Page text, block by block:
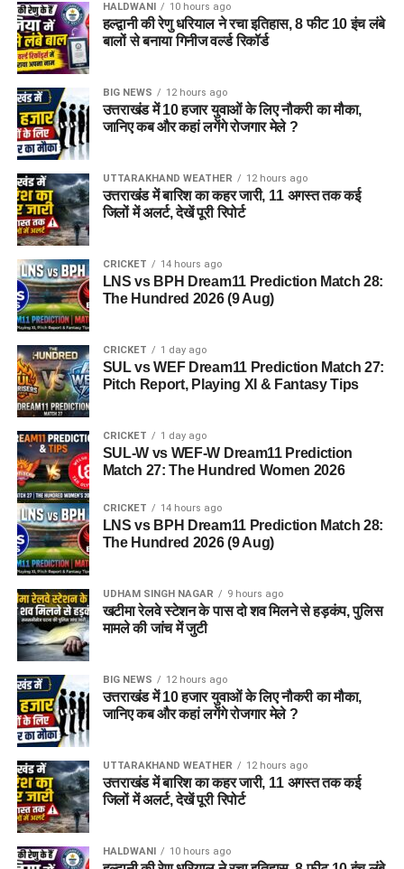
HALDWANI 10 hours ago
हल्द्वानी की रेणु धरियाल ने रचा इतिहास, 8 फीट 10 इंच लंबे
बालों से बनाया गिनीज वर्ल्ड रिकॉर्ड
BIG NEWS 12 hours ago
उत्तराखंड में 10 हजार युवाओं के लिए नौकरी का मौका,
जानिए कब और कहां लगेंगे रोजगार मेले ?
UTTARAKHAND WEATHER 12 hours ago
उत्तराखंड में बारिश का कहर जारी, 11 अगस्त तक कई
जिलों में अलर्ट, देखें पूरी रिपोर्ट
CRICKET 14 hours ago
LNS vs BPH Dream11 Prediction Match 28:
The Hundred 2026 (9 Aug)
CRICKET 1 day ago
SUL vs WEF Dream11 Prediction Match 27:
Pitch Report, Playing XI & Fantasy Tips
CRICKET 1 day ago
SUL-W vs WEF-W Dream11 Prediction
Match 27: The Hundred Women 2026
CRICKET 14 hours ago
LNS vs BPH Dream11 Prediction Match 28:
The Hundred 2026 (9 Aug)
UDHAM SINGH NAGAR 9 hours ago
खटीमा रेलवे स्टेशन के पास दो शव मिलने से हड़कंप, पुलिस
मामले की जांच में जुटी
BIG NEWS 12 hours ago
उत्तराखंड में 10 हजार युवाओं के लिए नौकरी का मौका,
जानिए कब और कहां लगेंगे रोजगार मेले ?
UTTARAKHAND WEATHER 12 hours ago
उत्तराखंड में बारिश का कहर जारी, 11 अगस्त तक कई
जिलों में अलर्ट, देखें पूरी रिपोर्ट
HALDWANI 10 hours ago